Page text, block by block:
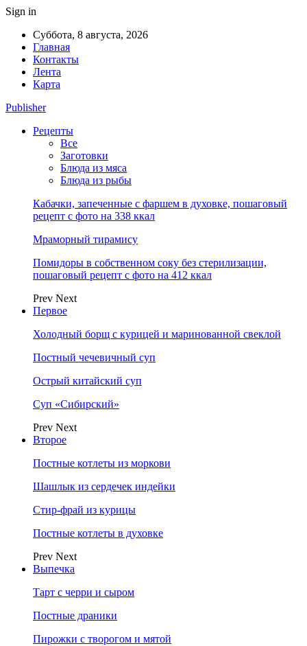
Sign in
Суббота, 8 августа, 2026
Главная
Контакты
Лента
Карта
Publisher
Рецепты
Все
Заготовки
Блюда из мяса
Блюда из рыбы
Кабачки, запеченные с фаршем в духовке, пошаговый
рецепт с фото на 338 ккал
Мраморный тирамису
Помидоры в собственном соку без стерилизации,
пошаговый рецепт с фото на 412 ккал
Prev Next
Первое
Холодный борщ с курицей и маринованной свеклой
Постный чечевичный суп
Острый китайский суп
Суп «Сибирский»
Prev Next
Второе
Постные котлеты из моркови
Шашлык из сердечек индейки
Стир-фрай из курицы
Постные котлеты в духовке
Prev Next
Выпечка
Тарт с черри и сыром
Постные драники
Пирожки с творогом и мятой